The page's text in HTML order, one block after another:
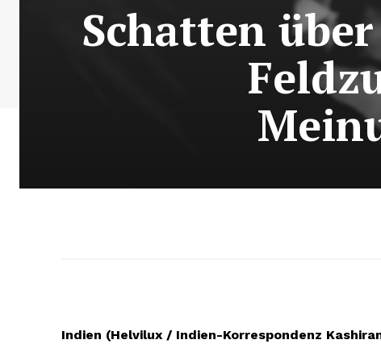
Schatten
Indien (Helvilux / Indien-Korrespondenz